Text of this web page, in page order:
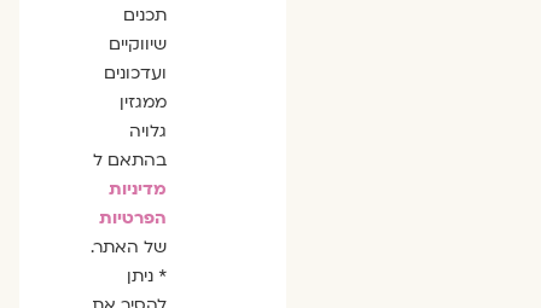
תכנים
שיווקיים
ועדכונים
ממגזין
גלויה
בהתאם ל
מדיניות
הפרטיות
של האתר.
* ניתן